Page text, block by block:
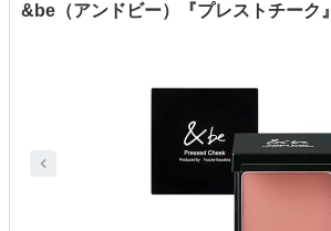
&be（アンドビー）『プレストチーク』